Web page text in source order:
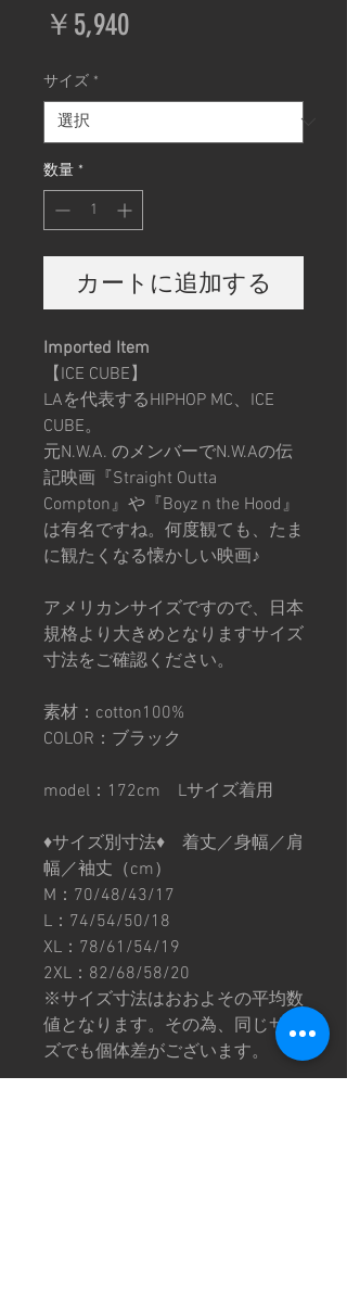
￥5,940価
サイズ *
数量 *
カートに追加する
Imported Item
【ICE CUBE】
LAを代表するHIPHOP MC、ICE
CUBE。
元N.W.A. のメンバーでN.W.Aの伝
記映画『Straight Outta
Compton』や『Boyz n the Hood』
は有名ですね。何度観ても、たま
に観たくなる懐かしい映画♪
アメリカンサイズですので、日本
規格より大きめとなりますサイズ
寸法をご確認ください。
素材：cotton100%
COLOR：ブラック
model：172cm Lサイズ着用
♦︎サイズ別寸法♦︎ 着丈／身幅／肩
幅／袖丈（cm）
M：70/48/43/17
L：74/54/50/18
XL：78/61/54/19
2XL：82/68/58/20
※サイズ寸法はおおよその平均数
値となります。その為、同じサイ
ズでも個体差がございます。